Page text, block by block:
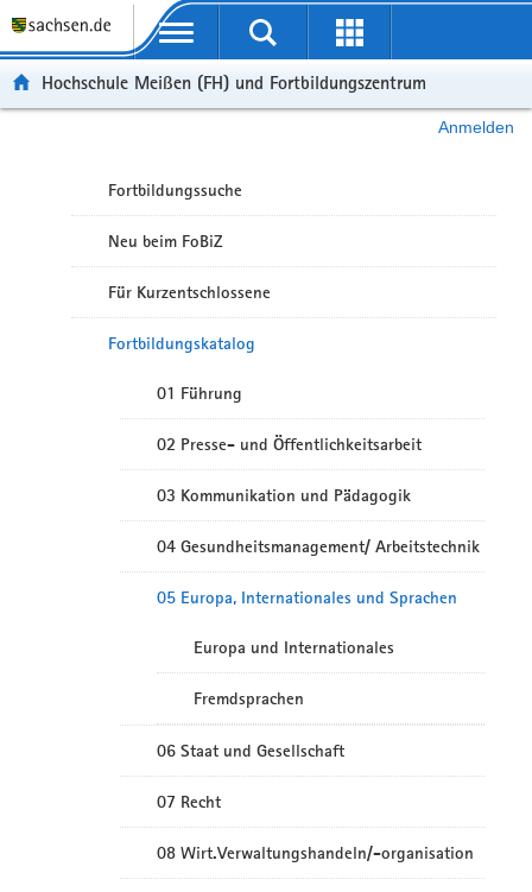
Portalübergreifende Navigation
Hochschule Meißen (FH) und Fortbildungszentrum
Anmelden
Fortbildungssuche
Neu beim FoBiZ
Für Kurzentschlossene
Fortbildungskatalog
01 Führung
02 Presse- und Öffentlichkeitsarbeit
03 Kommunikation und Pädagogik
04 Gesundheitsmanagement/ Arbeitstechnik
05 Europa, Internationales und Sprachen
Europa und Internationales
Fremdsprachen
06 Staat und Gesellschaft
07 Recht
08 Wirt.Verwaltungshandeln/-organisation